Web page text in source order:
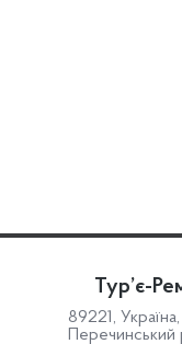
Тур’є-
89221,
Перечинський